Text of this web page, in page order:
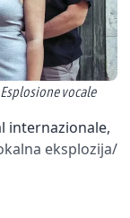
vocale
internazionale,
eksplozija/